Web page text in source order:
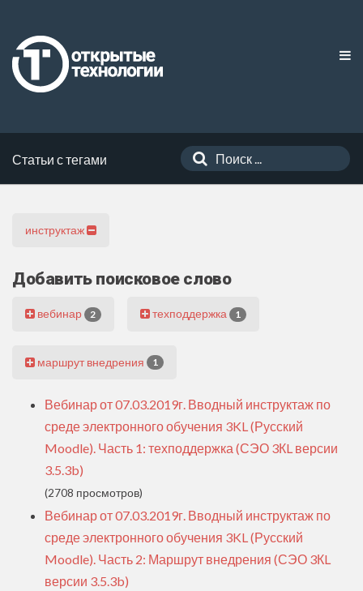
Статьи с тегами
инструктаж
Добавить поисковое слово
вебинар 2 техподдержка 1
маршрут внедрения 1
Вебинар от 07.03.2019г. Вводный инструктаж по
среде электронного обучения 3KL (Русский
Moodle). Часть 1: техподдержка (СЭО 3КL версии
3.5.3b)
(2708 просмотров)
Вебинар от 07.03.2019г. Вводный инструктаж по
среде электронного обучения 3KL (Русский
Moodle). Часть 2: Маршрут внедрения (СЭО 3КL
версии 3.5.3b)